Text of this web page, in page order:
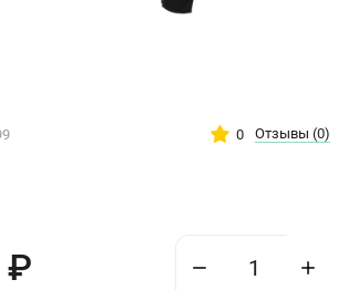
0 Отзывы (0)
₽